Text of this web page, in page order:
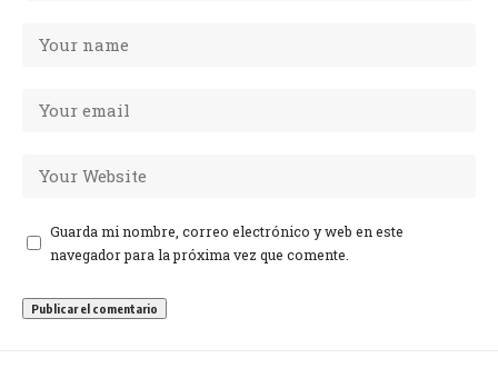
Guarda mi nombre, correo electrónico y web en este
navegador para la próxima vez que comente.